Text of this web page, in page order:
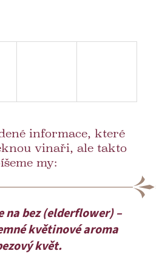
informace, které
vinaři, ale takto
my:
nabez (elderflower)–
květinové aroma
květ.